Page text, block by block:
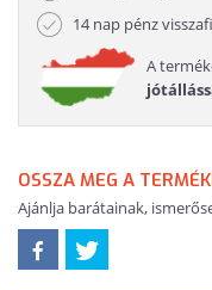
14 nap pénz
A
OSSZA MEG A
Ajánlja barátainak,